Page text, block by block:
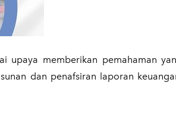
upaya memberikan pemahaman
dan penafsiran laporan